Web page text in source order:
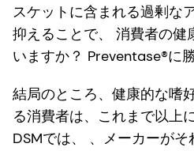
スケットに含まれる過剰な
抑えることで、 消費者の健
いますか？ Preventase®に
結局のところ、健康的な嗜
る消費者は、これまで以上
DSMでは、 、メーカーがそ